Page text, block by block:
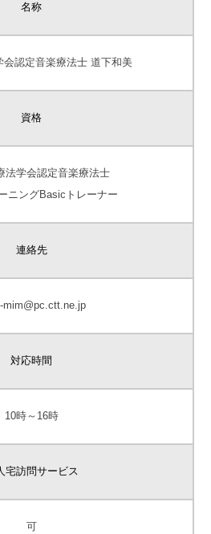
名称
会認定音楽療法士 道下和美
資格
法学会認定音楽療法士
ニングBasicトレーナー
連絡先
mim@pc.ctt.ne.jp
対応時間
10時～16時
宅訪問サービス
可